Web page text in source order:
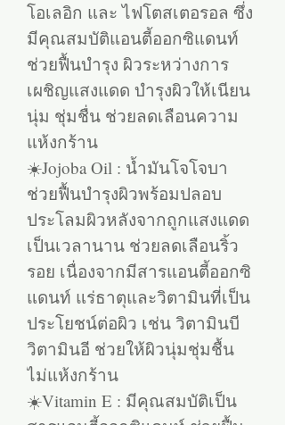
โอเลอิก และ ไฟโตสเตอรอล ซึ่ง
มีคุณสมบัติแอนตี้ออกซิแดนท์
ช่วยฟื้นบำรุง ผิวระหว่างการ
เผชิญแสงแดด บำรุงผิวให้เนียน
นุ่ม ชุ่มชื่น ช่วยลดเลือนความ
แห้งกร้าน
☀️Jojoba Oil : น้ำมันโจโจบา
ช่วยฟื้นบำรุงผิวพร้อมปลอบ
ประโลมผิวหลังจากถูกแสงแดด
เป็นเวลานาน ช่วยลดเลือนริ้ว
รอย เนื่องจากมีสารแอนตี้ออกซิ
แดนท์ แร่ธาตุและวิตามินที่เป็น
ประโยชน์ต่อผิว เช่น วิตามินบี
วิตามินอี ช่วยให้ผิวนุ่มชุ่มชื้น
ไม่แห้งกร้าน
☀️Vitamin E : มีคุณสมบัติเป็น